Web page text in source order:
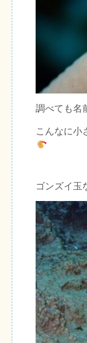
調べても名
こんなに小
ゴンズイ玉